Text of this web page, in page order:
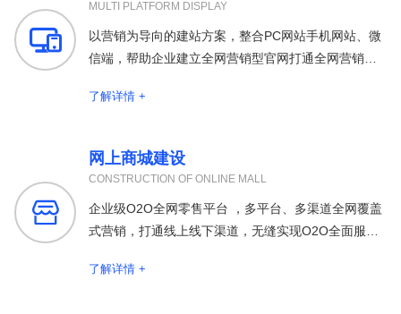

MULTI PLATFORM DISPLAY
以营销为导向的建站方案，整合PC网站手机网站、微
信端，帮助企业建立全网营销型官网打通全网营销渠
了解详情 +

网上商城建设
CONSTRUCTION OF ONLINE MALL
企业级O2O全网零售平台 ，多平台、多渠道全网覆盖
式营销，打通线上线下渠道，无缝实现O2O全面服务
了解详情 +